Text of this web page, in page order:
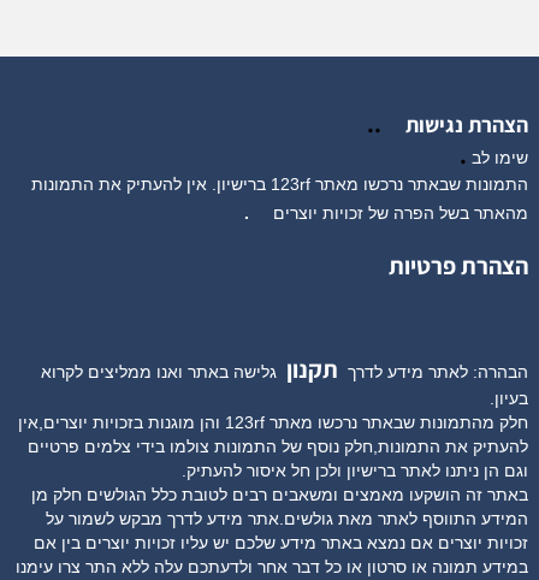
הצהרת נגישות ..
שימו לב .
התמונות שבאתר נרכשו מאתר 123rf ברישיון. אין להעתיק את התמונות
מהאתר בשל הפרה של זכויות יוצרים
.
הצהרת פרטיות
הבהרה: לאתר מידע לדרך תקנון גלישה באתר ואנו ממליצים לקרוא
בעיון.
חלק מהתמונות שבאתר נרכשו מאתר 123rf והן מוגנות בזכויות יוצרים,אין
להעתיק את התמונות,חלק נוסף של התמונות צולמו בידי צלמים פרטיים
וגם הן ניתנו לאתר ברישיון ולכן חל איסור להעתיק.
באתר זה הושקעו מאמצים ומשאבים רבים לטובת כלל הגולשים חלק מן
המידע התווסף לאתר מאת גולשים.אתר מידע לדרך מבקש לשמור על
זכויות יוצרים אם נמצא באתר מידע שלכם יש עליו זכויות יוצרים בין אם
במידע תמונה או סרטון או כל דבר אחר ולדעתכם עלה ללא התר צרו עימנו